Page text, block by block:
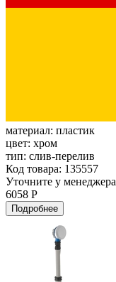
материал: пластик
цвет: хром
тип: слив-перелив
Код товара: 135557
Уточните у менеджера
6058 Р
Подробнее